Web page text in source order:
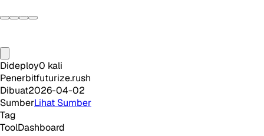
Dideploy0 kali
Penerbitfuturize.rush
Dibuat2026-04-02
SumberLihat Sumber
Tag
ToolDashboard